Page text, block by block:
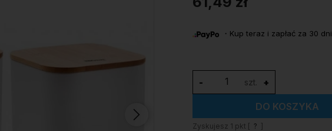
・Kup teraz i zapłać za 30 dni
szt. +
-
DO KOSZYKA
Zyskujesz 1 pkt [ ? ]